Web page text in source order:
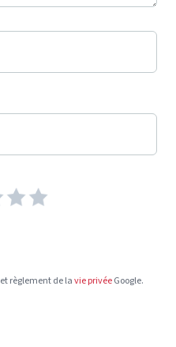
et règlement de lavie privéeGoogle.